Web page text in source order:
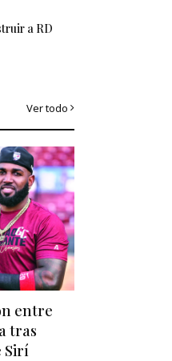
a RD
Ver todo
entre
tras
Sirí